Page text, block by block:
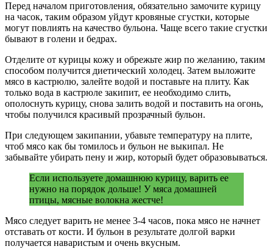
Перед началом приготовления, обязательно замочите курицу
на часок, таким образом уйдут кровяные сгустки, которые
могут повлиять на качество бульона. Чаще всего такие сгустки
бывают в голени и бедрах.
Отделите от курицы кожу и обрежьте жир по желанию, таким
способом получится диетический холодец. Затем выложите
мясо в кастрюлю, залейте водой и поставьте на плиту. Как
только вода в кастрюле закипит, ее необходимо слить,
ополоснуть курицу, снова залить водой и поставить на огонь,
чтобы получился красивый прозрачный бульон.
При следующем закипании, убавьте температуру на плите,
чтоб мясо как бы томилось и бульон не выкипал. Не
забывайте убирать пену и жир, который будет образовываться.
Если используете домашнюю курицу, варить ее
нужно на порядок дольше! У мяса домашней
птицы, мясные волокна жестче!
Мясо следует варить не менее 3-4 часов, пока мясо не начнет
отставать от кости. И бульон в результате долгой варки
получается наваристым и очень вкусным.